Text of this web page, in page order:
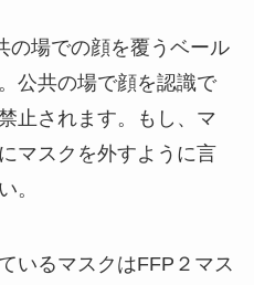
の場での顔を覆うベール
公共の場で顔を認識で
止されます。もし、マ
マスクを外すように言
。
いるマスクはFFP２マス